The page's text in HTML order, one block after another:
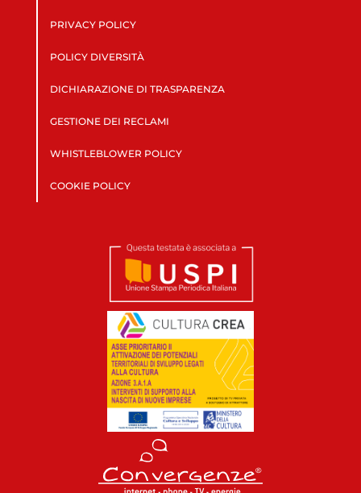
PRIVACY POLICY
POLICY DIVERSITÀ
DICHIARAZIONE DI TRASPARENZA
GESTIONE DEI RECLAMI
WHISTLEBLOWER POLICY
COOKIE POLICY